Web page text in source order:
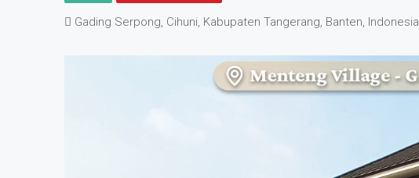
Gading Serpong, Cihuni, Kabupaten Tangerang, Banten, Indonesia